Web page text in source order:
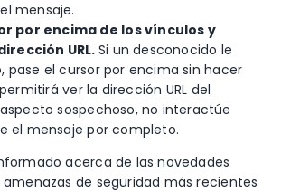
mensaje.
por encima de los vínculos y
URL.Si un desconocido le
pase el cursor por encima sin hacer
ver la dirección URL del
sospechoso, no interactúe
el mensaje por completo.
acerca de las novedades
amenazas de seguridad más recientes